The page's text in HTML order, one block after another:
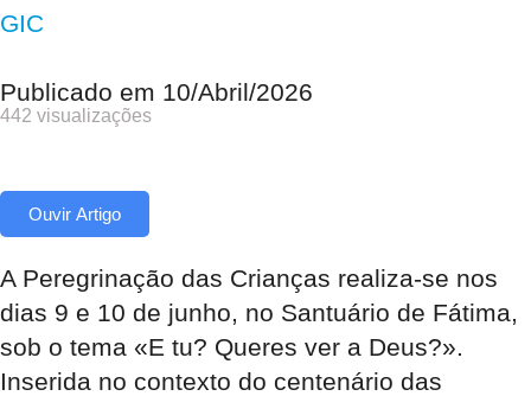
GIC
Publicado em 10/Abril/2026
442 visualizações
Ouvir Artigo
A Peregrinação das Crianças realiza-se nos
dias 9 e 10 de junho, no Santuário de Fátima,
sob o tema «E tu? Queres ver a Deus?».
Inserida no contexto do centenário das